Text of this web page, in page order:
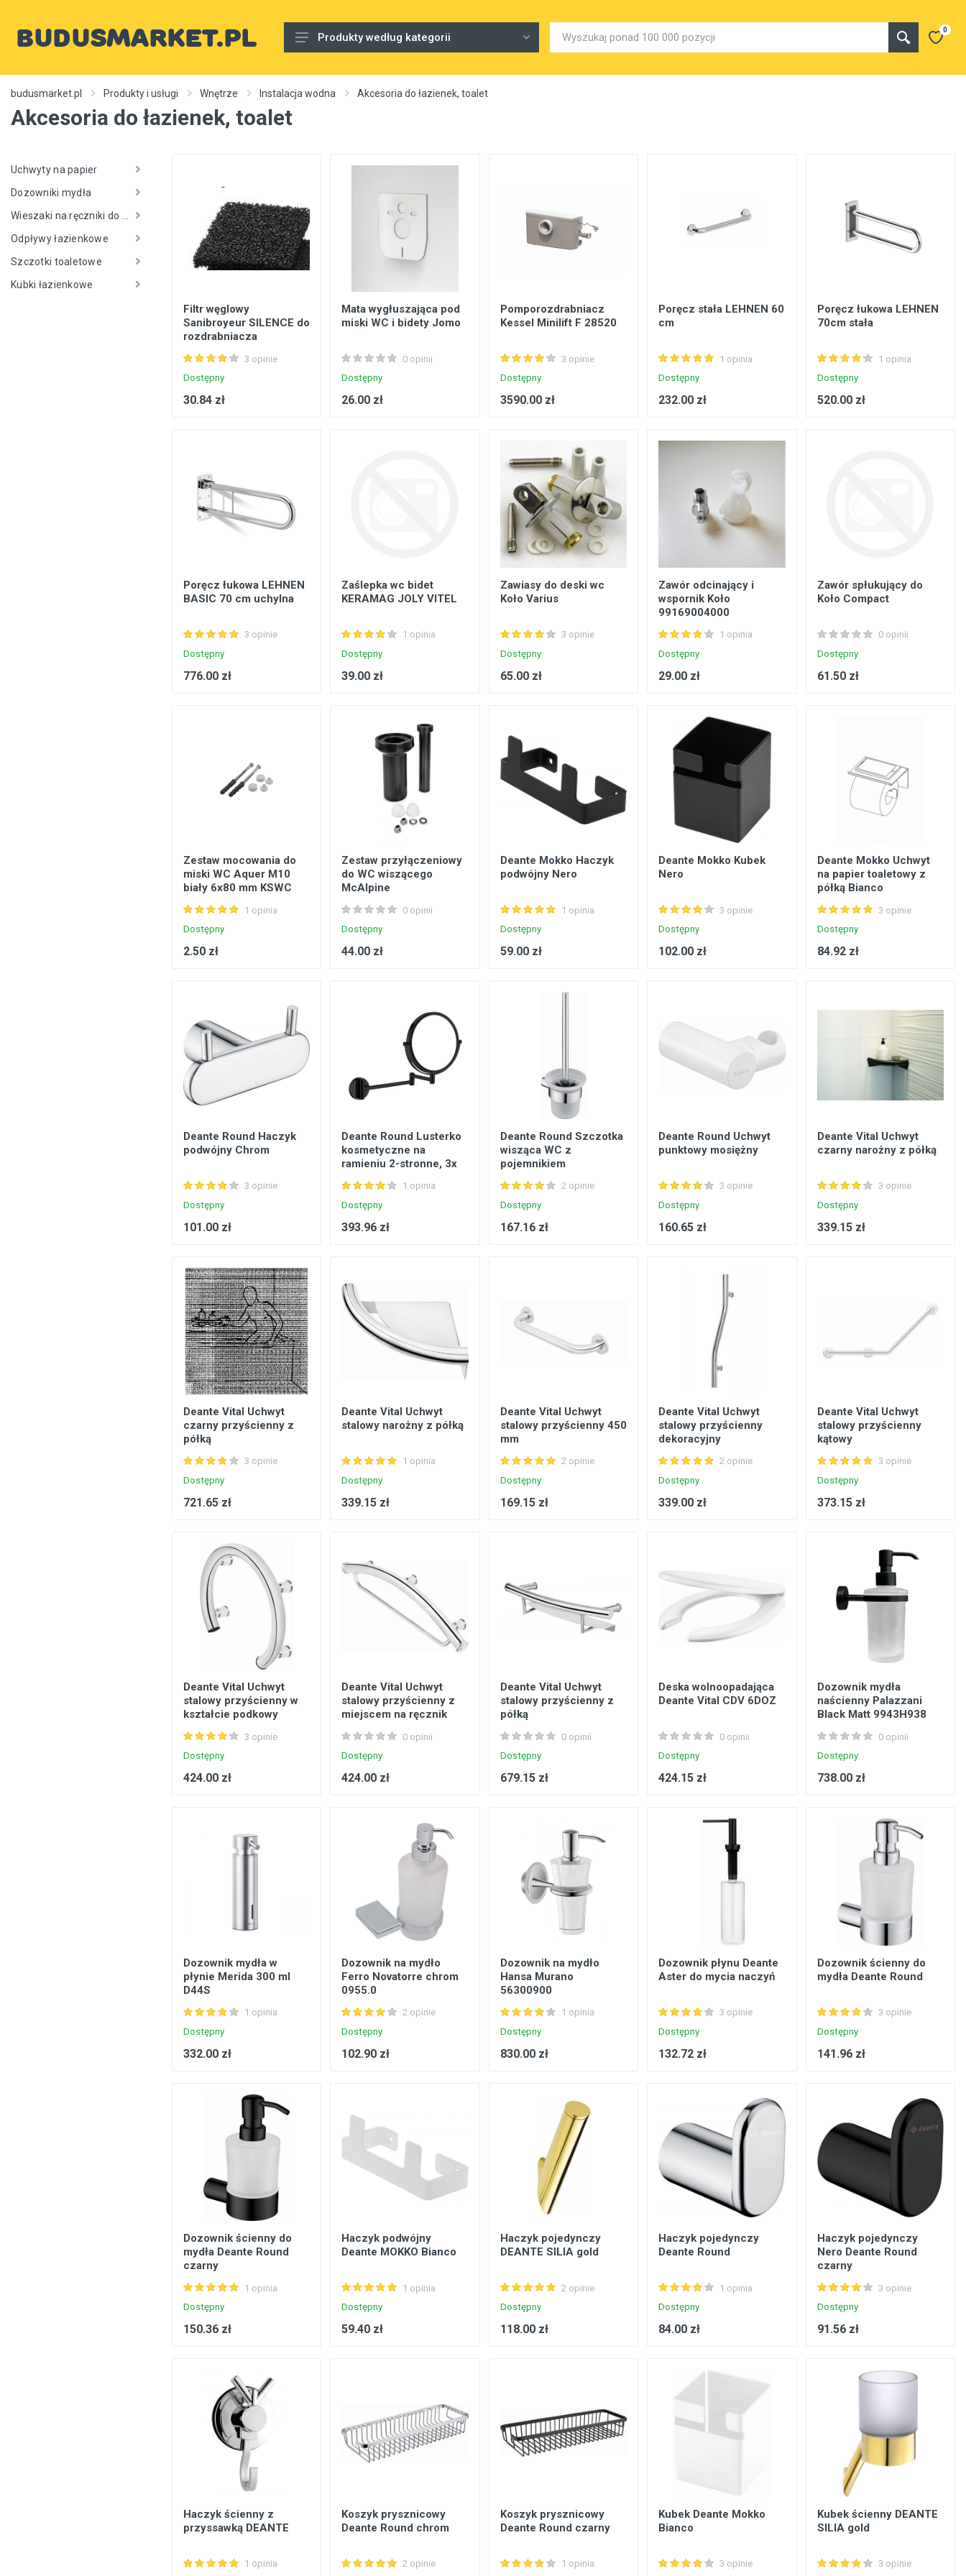
Materiały budowlane
Zewnętrzny
Sprzęt i narzędzia
Różne
Usługi budowlane
Rury wodne
Konstrukcje stalowe, konstrukcje prefabrykowane
Produkty według kategorii
0
budusmarket.pl Produkty i usługi Wnętrze Instalacja wodna Akcesoria do łazienek, toalet
Akcesoria do łazienek, toalet
Uchwyty na papier
Dozowniki mydła
Odpływy łazienkowe
Szczotki toaletowe
Kubki łazienkowe
Filtr węglowy
Sanibroyeur SILENCE do
rozdrabniacza
3 opinie
Dostępny
30.84 zł
Mata wygłuszająca pod
miski WC i bidety Jomo
0 opinii
Dostępny
26.00 zł
Pomporozdrabniacz
Kessel Minilift F 28520
3 opinie
Dostępny
3590.00 zł
Poręcz stała LEHNEN 60
cm
1 opinia
Dostępny
232.00 zł
Poręcz łukowa LEHNEN
70cm stała
1 opinia
Dostępny
520.00 zł
Poręcz łukowa LEHNEN
BASIC 70 cm uchylna
3 opinie
Dostępny
776.00 zł
Zaślepka wc bidet
KERAMAG JOLY VITEL
1 opinia
Dostępny
39.00 zł
Zawiasy do deski wc
Koło Varius
3 opinie
Dostępny
65.00 zł
Zawór odcinający i
wspornik Koło
99169004000
1 opinia
Dostępny
29.00 zł
Zawór spłukujący do
Koło Compact
0 opinii
Dostępny
61.50 zł
Zestaw mocowania do
miski WC Aquer M10
biały 6x80 mm KSWC
1 opinia
Dostępny
2.50 zł
Zestaw przyłączeniowy
do WC wiszącego
McAlpine
0 opinii
Dostępny
44.00 zł
Deante Mokko Haczyk
podwójny Nero
1 opinia
Dostępny
59.00 zł
Deante Mokko Kubek
Nero
3 opinie
Dostępny
102.00 zł
Deante Mokko Uchwyt
na papier toaletowy z
półką Bianco
3 opinie
Dostępny
84.92 zł
Deante Round Haczyk
podwójny Chrom
3 opinie
Dostępny
101.00 zł
Deante Round Lusterko
kosmetyczne na
ramieniu 2-stronne, 3x
1 opinia
Dostępny
393.96 zł
Deante Round Szczotka
wisząca WC z
pojemnikiem
2 opinie
Dostępny
167.16 zł
Deante Round Uchwyt
punktowy mosiężny
3 opinie
Dostępny
160.65 zł
Deante Vital Uchwyt
czarny narożny z półką
3 opinie
Dostępny
339.15 zł
Deante Vital Uchwyt
czarny przyścienny z
półką
3 opinie
Dostępny
721.65 zł
Deante Vital Uchwyt
stalowy narożny z półką
1 opinia
Dostępny
339.15 zł
Deante Vital Uchwyt
stalowy przyścienny 450
mm
2 opinie
Dostępny
169.15 zł
Deante Vital Uchwyt
stalowy przyścienny
dekoracyjny
2 opinie
Dostępny
339.00 zł
Deante Vital Uchwyt
stalowy przyścienny
kątowy
3 opinie
Dostępny
373.15 zł
Deante Vital Uchwyt
stalowy przyścienny w
kształcie podkowy
3 opinie
Dostępny
424.00 zł
Deante Vital Uchwyt
stalowy przyścienny z
miejscem na ręcznik
0 opinii
Dostępny
424.00 zł
Deante Vital Uchwyt
stalowy przyścienny z
półką
0 opinii
Dostępny
679.15 zł
Deska wolnoopadająca
Deante Vital CDV 6DOZ
0 opinii
Dostępny
424.15 zł
Dozownik mydła
naścienny Palazzani
Black Matt 9943H938
0 opinii
Dostępny
738.00 zł
Dozownik mydła w
płynie Merida 300 ml
D44S
1 opinia
Dostępny
332.00 zł
Dozownik na mydło
Ferro Novatorre chrom
0955.0
2 opinie
Dostępny
102.90 zł
Dozownik na mydło
Hansa Murano
56300900
1 opinia
Dostępny
830.00 zł
Dozownik płynu Deante
Aster do mycia naczyń
3 opinie
Dostępny
132.72 zł
Dozownik ścienny do
mydła Deante Round
3 opinie
Dostępny
141.96 zł
Dozownik ścienny do
mydła Deante Round
czarny
1 opinia
Dostępny
150.36 zł
Haczyk podwójny
Deante MOKKO Bianco
1 opinia
Dostępny
59.40 zł
Haczyk pojedynczy
DEANTE SILIA gold
2 opinie
Dostępny
118.00 zł
Haczyk pojedynczy
Deante Round
1 opinia
Dostępny
84.00 zł
Haczyk pojedynczy
Nero Deante Round
czarny
3 opinie
Dostępny
91.56 zł
Haczyk ścienny z
przyssawką DEANTE
1 opinia
Koszyk prysznicowy
Deante Round chrom
2 opinie
Koszyk prysznicowy
Deante Round czarny
1 opinia
Kubek Deante Mokko
Bianco
3 opinie
Kubek ścienny DEANTE
SILIA gold
3 opinie